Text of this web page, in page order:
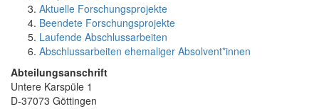
Aktuelle Forschungsprojekte
Beendete Forschungsprojekte
Laufende Abschlussarbeiten
Abschlussarbeiten ehemaliger Absolvent*innen
Abteilungsanschrift
Untere Karspüle 1
D-37073 Göttingen